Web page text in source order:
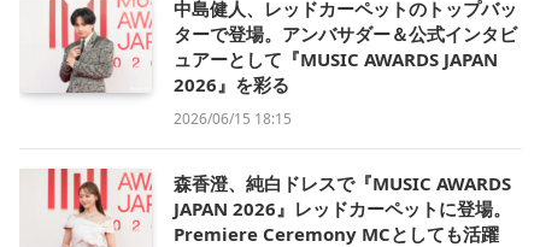
中島健人、レッドカーペットのトップバッ
ターで登場。アンバサダー＆公式インタビ
ュアーとして『MUSIC AWARDS JAPAN
2026』を彩る
2026/06/15 18:15
森香澄、純白ドレスで『MUSIC AWARDS
JAPAN 2026』レッドカーペットに登場。
Premiere Ceremony MCとしても活躍